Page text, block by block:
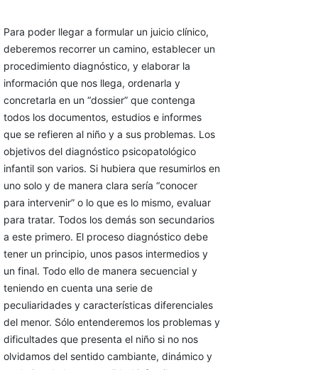
Para poder llegar a formular un juicio clínico,
deberemos recorrer un camino, establecer un
procedimiento diagnóstico, y elaborar la
información que nos llega, ordenarla y
concretarla en un “dossier” que contenga
todos los documentos, estudios e informes
que se refieren al niño y a sus problemas. Los
objetivos del diagnóstico psicopatológico
infantil son varios. Si hubiera que resumirlos en
uno solo y de manera clara sería “conocer
para intervenir” o lo que es lo mismo, evaluar
para tratar. Todos los demás son secundarios
a este primero. El proceso diagnóstico debe
tener un principio, unos pasos intermedios y
un final. Todo ello de manera secuencial y
teniendo en cuenta una serie de
peculiaridades y características diferenciales
del menor. Sólo entenderemos los problemas y
dificultades que presenta el niño si no nos
olvidamos del sentido cambiante, dinámico y